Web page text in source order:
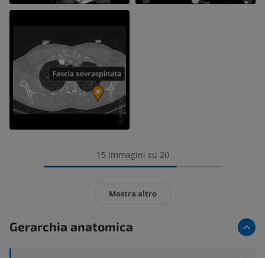
15 immagini su 20
Mostra altro
Gerarchia anatomica